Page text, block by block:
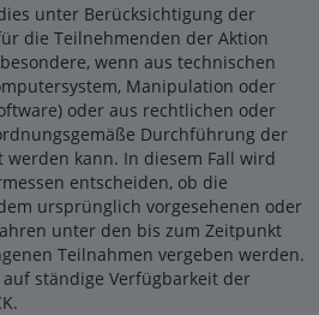
unter Berücksichtigung der
die Teilnehmenden der Aktion
wenn aus technischen
Manipulation oder
oder aus rechtlichen oder
Durchführung der
kann. In diesem Fall wird
entscheiden, ob die
ursprünglich vorgesehenen oder
unter den bis zum Zeitpunkt
Teilnahmen vergeben werden.
ständige Verfügbarkeit der